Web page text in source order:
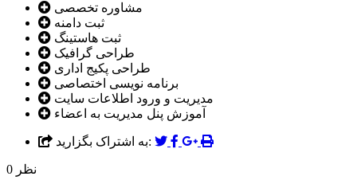
مشاوره تخصصی
ثبت دامنه
ثبت هاستینگ
طراحی گرافیک
طراحی پکیج اداری
برنامه نویسی اختصاصی
مدیریت و ورود اطلاعات سایت
آموزش پنل مدیریت به اعضاء
به اشتراک بگزارید:
0 نظر